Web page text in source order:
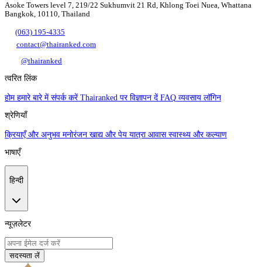
Asoke Towers level 7, 219/22 Sukhumvit 21 Rd, Khlong Toei Nuea, Whattana
Bangkok, 10110, Thailand
(063) 195-4335
contact@thairanked.com
@thairanked
त्वरित लिंक
होम हमारे बारे में संपर्क करें Thairanked पर विज्ञापन दें FAQ व्यवसाय लॉगिन
श्रेणियाँ
क्रियाएँ और अनुभव मनोरंजन खाद्य और पेय यात्रा आवास स्वास्थ्य और कल्याण
भाषाएँ
हिन्दी
न्यूज़लेटर
सदस्यता लें